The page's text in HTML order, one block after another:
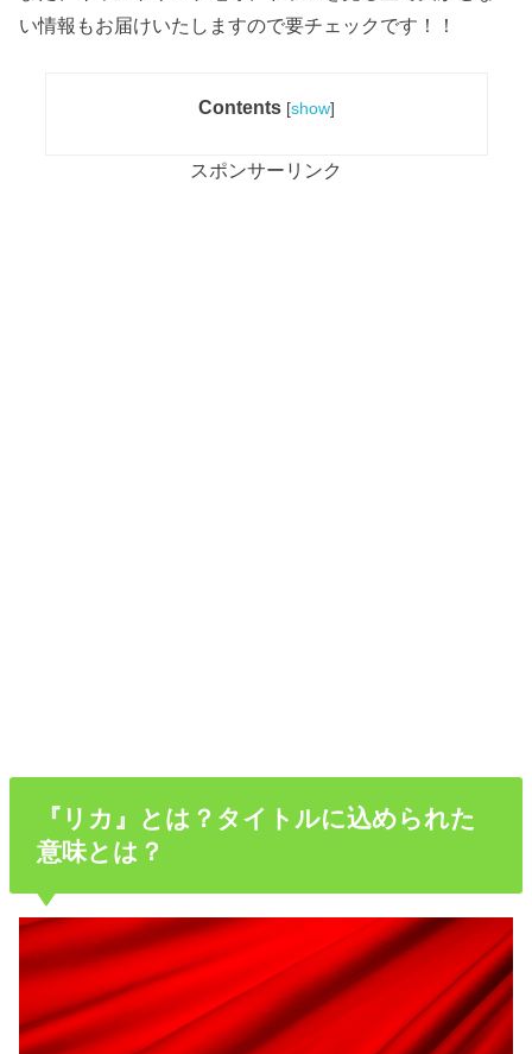
い情報もお届けいたしますので要チェックです！！
Contents [show]
スポンサーリンク
『リカ』とは？タイトルに込められた
意味とは？